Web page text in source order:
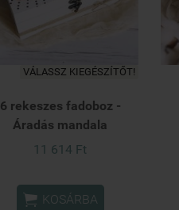
VÁLASSZ KIEGÉSZÍTŐT!
6 rekeszes fadoboz -
Áradás mandala
11 614 Ft
 KOSÁRBA